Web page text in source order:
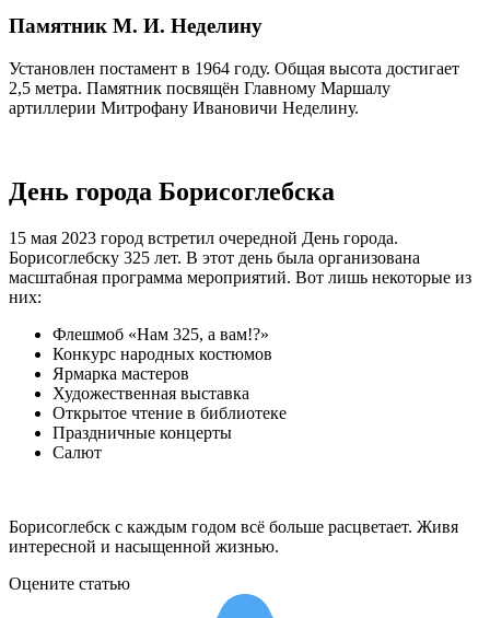
Памятник М. И. Неделину
Установлен постамент в 1964 году. Общая высота достигает
2,5 метра. Памятник посвящён Главному Маршалу
артиллерии Митрофану Ивановичи Неделину.
День города Борисоглебска
15 мая 2023 город встретил очередной День города.
Борисоглебску 325 лет. В этот день была организована
масштабная программа мероприятий. Вот лишь некоторые из
них:
Флешмоб «Нам 325, а вам!?»
Конкурс народных костюмов
Ярмарка мастеров
Художественная выставка
Открытое чтение в библиотеке
Праздничные концерты
Салют
Борисоглебск с каждым годом всё больше расцветает. Живя
интересной и насыщенной жизнью.
Оцените статью